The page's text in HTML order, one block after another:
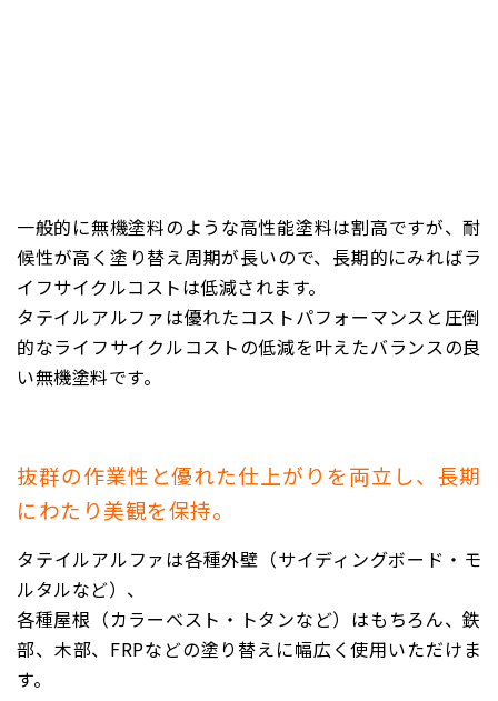
一般的に無機塗料のような高性能塗料は割高ですが、耐
候性が高く塗り替え周期が長いので、長期的にみればラ
イフサイクルコストは低減されます。
タテイルアルファは優れたコストパフォーマンスと圧倒
的なライフサイクルコストの低減を叶えたバランスの良
い無機塗料です。
抜群の作業性と優れた仕上がりを両立し、長期
にわたり美観を保持。
タテイルアルファは各種外壁（サイディングボード・モ
ルタルなど）、
各種屋根（カラーベスト・トタンなど）はもちろん、鉄
部、木部、FRPなどの塗り替えに幅広く使用いただけま
す。